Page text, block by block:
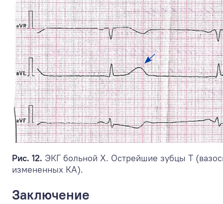
Рис. 12. ЭКГ больной Х. Острейшие зубцы Т
измененных КА).
Заключение